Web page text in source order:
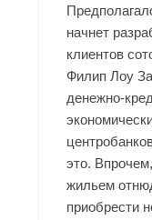
начнет
клиентов
Филип Лоу
денежно-
это.
жильем
приобрести